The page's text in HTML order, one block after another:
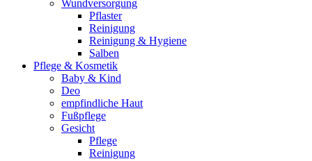
Wundversorgung
Pflaster
Reinigung
Reinigung & Hygiene
Salben
Pflege & Kosmetik
Baby & Kind
Deo
empfindliche Haut
Fußpflege
Gesicht
Pflege
Reinigung